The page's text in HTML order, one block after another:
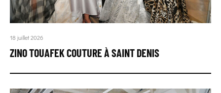
18 juillet 2026
ZINO TOUAFEK COUTURE À SAINT DENIS